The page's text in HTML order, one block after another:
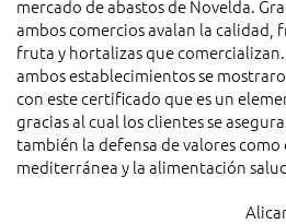
mercado de abastos de Novelda.
ambos comercios avalan la calidad,
fruta y hortalizas que
ambos establecimientos se
con este certificado que es un
gracias al cual los clientes se
también la defensa de valores
mediterránea y la alimentación